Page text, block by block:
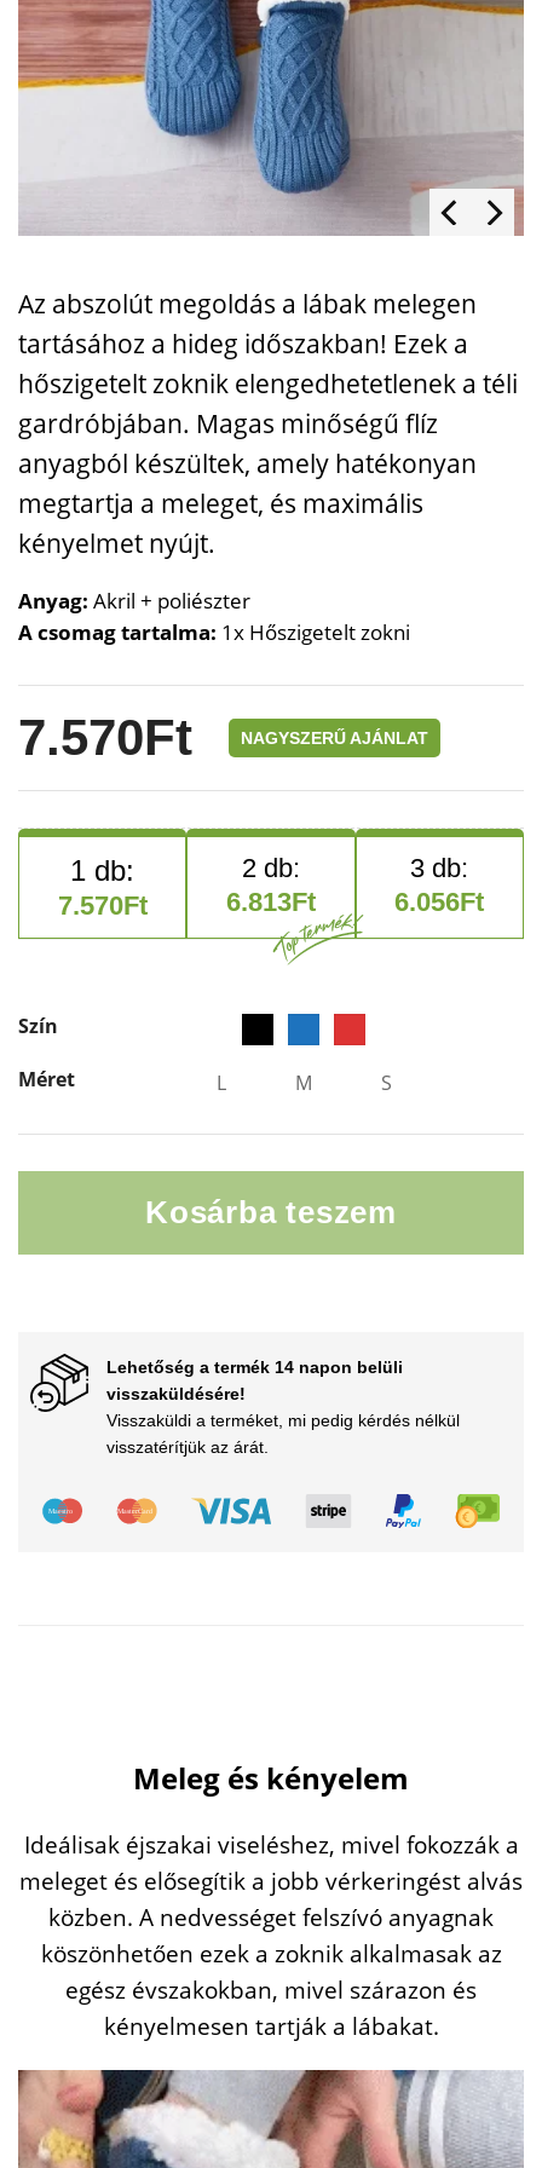
Az abszolút megoldás a lábak melegen
tartásához a hideg időszakban! Ezek a
hőszigetelt zoknik elengedhetetlenek a téli
gardróbjában. Magas minőségű flíz
anyagból készültek, amely hatékonyan
megtartja a meleget, és maximális
kényelmet nyújt.
Anyag: Akril + poliészter
A csomag tartalma: 1x Hőszigetelt zokni
7.570Ft NAGYSZERŰ AJÁNLAT
7.570Ft 6.813Ft 6.056Ft
Szín
Méret
L M S
Kosárba teszem
Lehetőség a termék 14 napon belüli
visszaküldésére!
Visszaküldi a terméket, mi pedig kérdés nélkül
visszatérítjük az árát.
Meleg és kényelem
Ideálisak éjszakai viseléshez, mivel fokozzák a
meleget és elősegítik a jobb vérkeringést alvás
közben. A nedvességet felszívó anyagnak
köszönhetően ezek a zoknik alkalmasak az
egész évszakokban, mivel szárazon és
kényelmesen tartják a lábakat.